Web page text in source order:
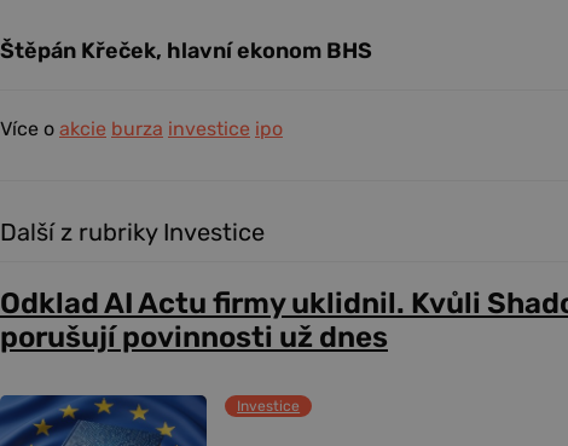
Štěpán Křeček, hlavní ekonom BHS
Více o akcie burza investice ipo
Další z rubriky Investice
Odklad AI Actu firmy uklidnil. Kvůli
porušují povinnosti už dnes
Investice